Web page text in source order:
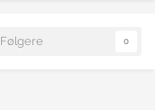
Følgere 0